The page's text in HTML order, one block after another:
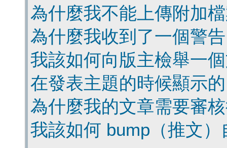
為什麼我不能上傳附加
為什麼我收到了一個警
我該如何向版主檢舉一
在發表主題的時候顯示
為什麼我的文章需要審
我該如何 bump（推文